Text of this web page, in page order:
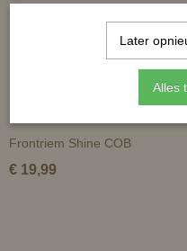
Frontriem Shine COB
€ 19,99
Later
Alles